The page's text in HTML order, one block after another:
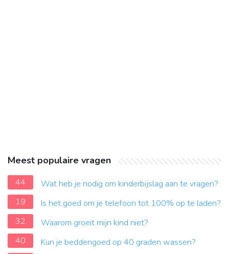
Meest populaire vragen
44
Wat heb je nodig om kinderbijslag aan te vragen?
19
Is het goed om je telefoon tot 100% op te laden?
32
Waarom groeit mijn kind niet?
40
Kun je beddengoed op 40 graden wassen?